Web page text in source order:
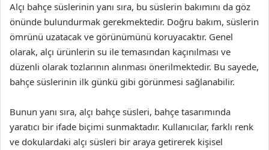
Alçı bahçe süslerinin yanı sıra, bu süslerin bakımını da göz
önünde bulundurmak gerekmektedir. Doğru bakım, süslerin
ömrünü uzatacak ve görünümünü koruyacaktır. Genel
olarak, alçı ürünlerin su ile temasından kaçınılması ve
düzenli olarak tozlarının alınması önerilmektedir. Bu sayede,
bahçe süslerinin ilk günkü gibi görünmesi sağlanabilir.
Bunun yanı sıra, alçı bahçe süsleri, bahçe tasarımında
yaratıcı bir ifade biçimi sunmaktadır. Kullanıcılar, farklı renk
ve dokulardaki alçı süsleri bir araya getirerek kişisel